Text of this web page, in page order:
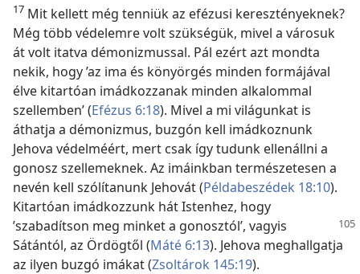
17 Mit kellett még tenniük az efézusi keresztényeknek?
Még több védelemre volt szükségük, mivel a városuk
át volt itatva démonizmussal. Pál ezért azt mondta
nekik, hogy ’az ima és könyörgés minden formájával
élve kitartóan imádkozzanak minden alkalommal
szellemben’ (Efézus 6:18). Mivel a mi világunkat is
áthatja a démonizmus, buzgón kell imádkoznunk
Jehova védelméért, mert csak így tudunk ellenállni a
gonosz szellemeknek. Az imáinkban természetesen a
nevén kell szólítanunk Jehovát (Példabeszédek 18:10).
Kitartóan imádkozzunk hát Istenhez, hogy
’szabadítson meg minketa gonosztól’, vagyis
Sátántól, az Ördögtől (Máté 6:13). Jehova meghallgatja
az ilyen buzgó imákat (Zsoltárok 145:19).